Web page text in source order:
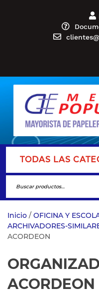
TODAS LAS
Inicio / OFICINA Y
ARCHIVADORES-
ACORDEON
ACORDEON